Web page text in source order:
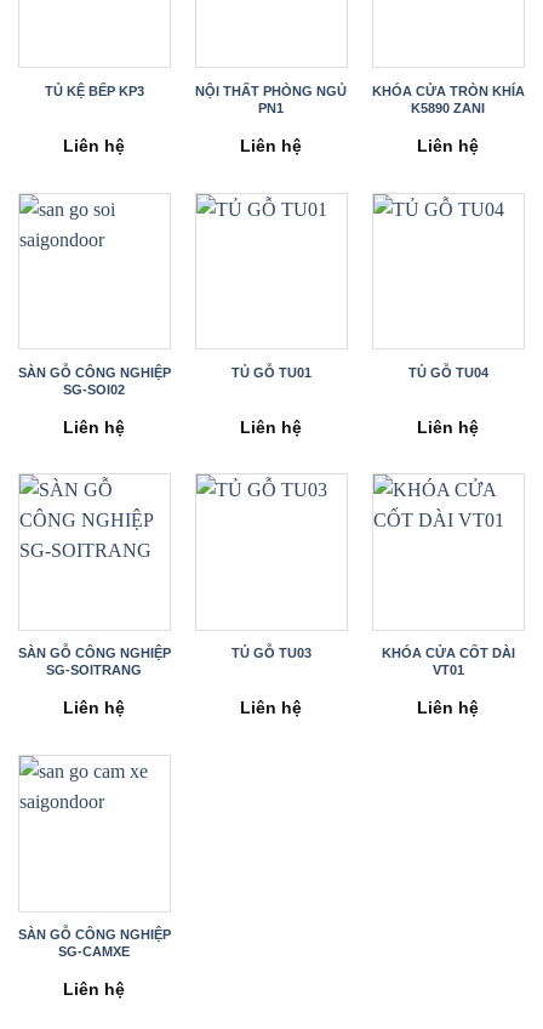
TỦ KỆ BẾP KP3
Liên hệ
NỘI THẤT PHÒNG NGỦ
PN1
Liên hệ
KHÓA CỬA TRÒN KHÍA
K5890 ZANI
Liên hệ
SÀN GỖ CÔNG NGHIỆP
SG-SOI02
Liên hệ
TỦ GỖ TU01
Liên hệ
TỦ GỖ TU04
Liên hệ
SÀN GỖ CÔNG NGHIỆP
SG-SOITRANG
Liên hệ
TỦ GỖ TU03
Liên hệ
KHÓA CỬA CỐT DÀI
VT01
Liên hệ
SÀN GỖ CÔNG NGHIỆP
SG-CAMXE
Liên hệ